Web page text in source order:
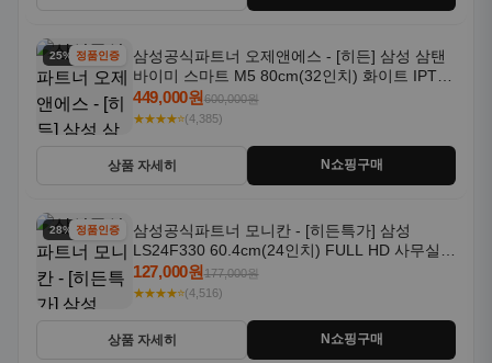
25% 할인정품인증
삼성공식파트너 오제앤에스 - [히든] 삼성 삼탠
바이미 스마트 M5 80cm(32인치) 화이트 IPTV
OTT 패키지
449,000원600,000원
★★★★⭐(4,385)
상품 자세히 N쇼핑구매
28% 할인정품인증
삼성공식파트너 모니칸 - [히든특가] 삼성
LS24F330 60.4cm(24인치) FULL HD 사무실/
컴퓨터 모니터
127,000원177,000원
★★★★⭐(4,516)
상품 자세히 N쇼핑구매